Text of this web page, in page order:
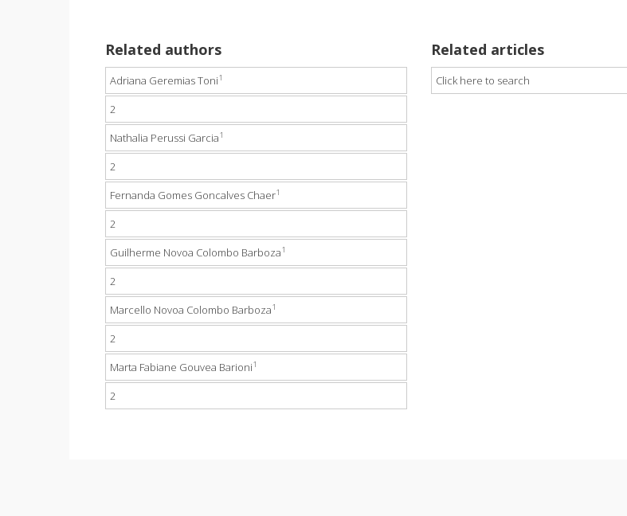
Related authors
Adriana Geremias Toni1
2
Nathalia Perussi Garcia1
2
Fernanda Gomes Goncalves Chaer1
2
Guilherme Novoa Colombo Barboza1
2
Marcello Novoa Colombo Barboza1
2
Marta Fabiane Gouvea Barioni1
2
Related articles
Click here to search